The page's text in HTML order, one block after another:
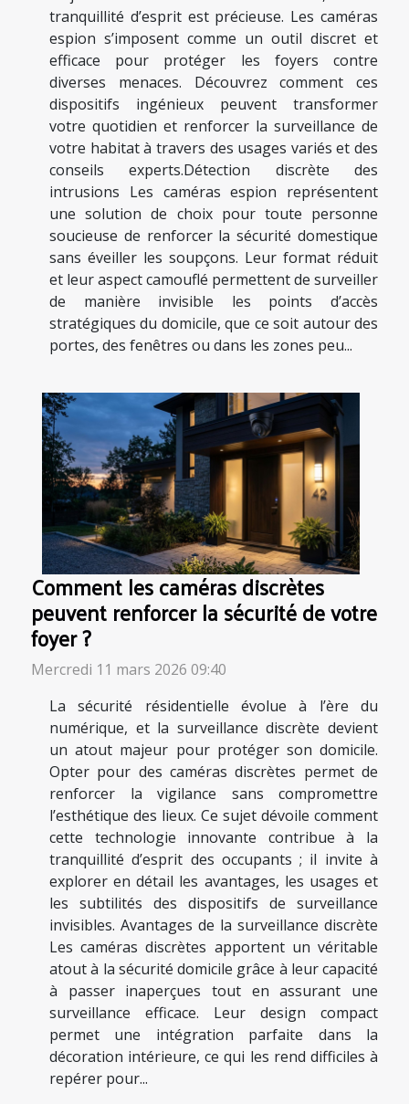
tranquillité d’esprit est précieuse. Les caméras
espion s’imposent comme un outil discret et
efficace pour protéger les foyers contre
diverses menaces. Découvrez comment ces
dispositifs ingénieux peuvent transformer
votre quotidien et renforcer la surveillance de
votre habitat à travers des usages variés et des
conseils experts.Détection discrète des
intrusions Les caméras espion représentent
une solution de choix pour toute personne
soucieuse de renforcer la sécurité domestique
sans éveiller les soupçons. Leur format réduit
et leur aspect camouflé permettent de surveiller
de manière invisible les points d’accès
stratégiques du domicile, que ce soit autour des
portes, des fenêtres ou dans les zones peu...
Comment les caméras discrètes
peuvent renforcer la sécurité de votre
foyer ?
Mercredi 11 mars 2026 09:40
La sécurité résidentielle évolue à l’ère du
numérique, et la surveillance discrète devient
un atout majeur pour protéger son domicile.
Opter pour des caméras discrètes permet de
renforcer la vigilance sans compromettre
l’esthétique des lieux. Ce sujet dévoile comment
cette technologie innovante contribue à la
tranquillité d’esprit des occupants ; il invite à
explorer en détail les avantages, les usages et
les subtilités des dispositifs de surveillance
invisibles. Avantages de la surveillance discrète
Les caméras discrètes apportent un véritable
atout à la sécurité domicile grâce à leur capacité
à passer inaperçues tout en assurant une
surveillance efficace. Leur design compact
permet une intégration parfaite dans la
décoration intérieure, ce qui les rend difficiles à
repérer pour...